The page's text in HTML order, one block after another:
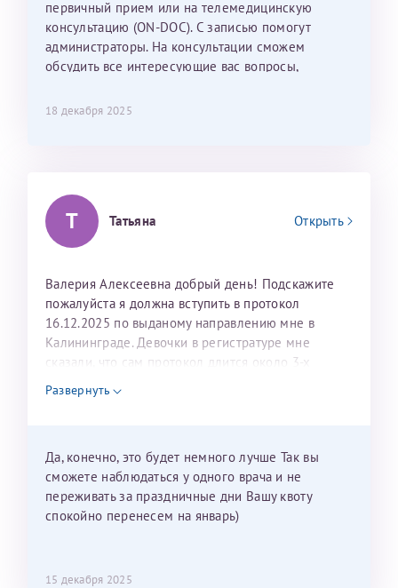
С ней общение было, как с давней знакомой, очень
лёгкое и простое. Вообще в данной клинике весь
персонал очень вежливый и чуткий, прям приятно
находиться. Мы собираемся туда ещё за вторым
сомнений.
Репродуктологи
26 июля 2026
первичный прием или на телемедицинскую
консультацию (ON-DOC). С записью помогут
администраторы. На консультации сможем
обсудить все интересующие вас вопросы,
18 декабря 2025
Т Татьяна Открыть
Валерия Алексеевна добрый день! Подскажите
пожалуйста я должна вступить в протокол
16.12.2025 по выданому направлению мне в
Калининграде. Девочки в регистратуре мне
сказали, что сам протокол длится около 3-х
недель и 3 недели я должна находится в Питере.
Можно мне новый год провести в Калининграде и
Развернуть
Да, конечно, это будет немного лучше Так вы
сможете наблюдаться у одного врача и не
переживать за праздничные дни Вашу квоту
спокойно перенесем на январь)
15 декабря 2025